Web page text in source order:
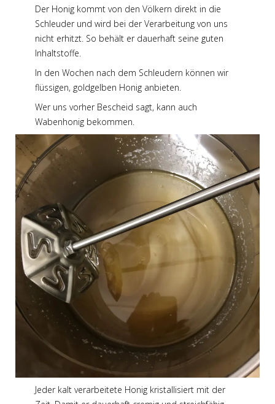
Der Honig kommt von den Völkern direkt in die
Schleuder und wird bei der Verarbeitung von uns
nicht erhitzt. So behält er dauerhaft seine guten
Inhaltstoffe.
In den Wochen nach dem Schleudern können wir
flüssigen, goldgelben Honig anbieten.
Wer uns vorher Bescheid sagt, kann auch
Wabenhonig bekommen.
Jeder kalt verarbeitete Honig kristallisiert mit der